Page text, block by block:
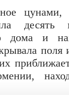
десять
дома и
поля